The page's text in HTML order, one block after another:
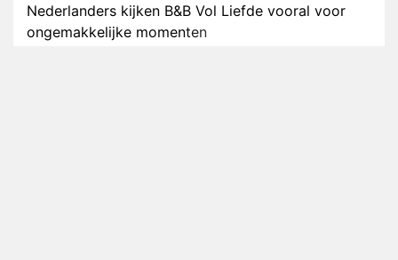
Nederlanders kijken B&B Vol Liefde vooral voor
ongemakkelijke momenten